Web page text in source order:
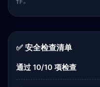
✅ 安全检查清单
通过 10/10 项检查